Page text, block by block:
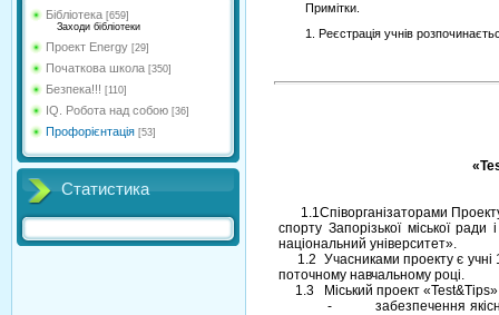
Бібліотека [659]
Заходи бібліотеки
Проект Energy [29]
Початкова школа [350]
Безпека!!! [110]
IQ. Робота над собою [36]
Профорієнтація [53]
Статистика
Примітки.
1. Реєстрація учнів
«
1.1Співорганізаторами
спорту Запорізької міської
національний університет».
1.2 Учасниками проекту є учні
поточному навчальному році.
1.3 Міський проект «Test&Tips»:
- забезпечення